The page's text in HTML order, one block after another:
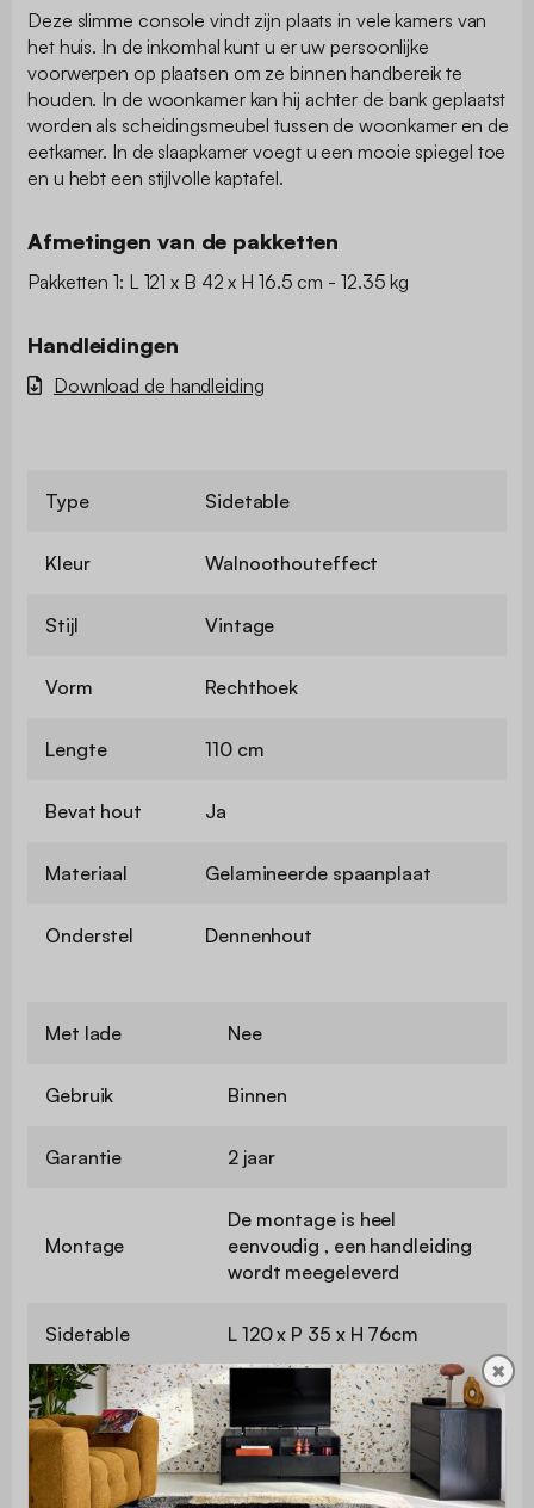
Deze slimme console vindt zijn plaats in vele kamers van
het huis. In de inkomhal kunt u er uw persoonlijke
voorwerpen op plaatsen om ze binnen handbereik te
houden. In de woonkamer kan hij achter de bank geplaatst
worden als scheidingsmeubel tussen de woonkamer en de
eetkamer. In de slaapkamer voegt u een mooie spiegel toe
en u hebt een stijlvolle kaptafel.
Afmetingen van de pakketten
Pakketten 1: L 121 x B 42 x H 16.5 cm - 12.35 kg
Handleidingen
Download de handleiding
Type Sidetable
Kleur Walnoothouteffect
Stijl Vintage
Vorm Rechthoek
Lengte 110 cm
Bevat hout Ja
Materiaal Gelamineerde spaanplaat
Onderstel Dennenhout
Met lade Nee
Gebruik Binnen
Garantie 2 jaar
Montage
De montage is heel
eenvoudig , een handleiding
wordt meegeleverd
Sidetable L 120 x P 35 x H 76cm
Lade L 98,5 x l 23,6cm
Maximaal
ondersteund
40kg
✖